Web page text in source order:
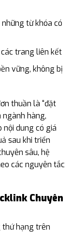
từ khóa có
trang liên kết
vững, không bị
thuần là “đặt
ngành hàng,
nội dung có giá
sau khi triển
sâu, hệ
các nguyên tắc
Chuyên
thứ hạng trên